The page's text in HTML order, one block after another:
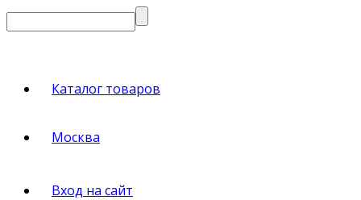
Каталог товаров
Москва
Вход на сайт